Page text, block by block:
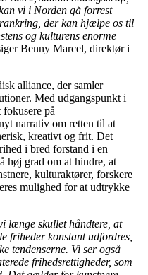
vi i Norden gå forrest
der kan hjælpe os til
og kulturens enorme
Benny Marcel, direktør i
alliance, der samler
Med udgangspunkt i
på
narrativ om retten til at
kreativt og frit. Det
i bred forstand i en
høj grad om at hindre, at
kulturaktører, forskere
mulighed for at udtrykke
længe skullet håndtere, at
friheder konstant udfordres,
tendenserne. Vi ser også
frihedsrettigheder, som